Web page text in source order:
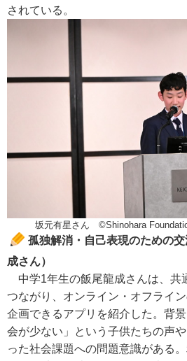
されている。
坂元有星さん ©Shinohara
孤独解消・自己表現のための
成さん）
中学1年生の飯尾龍成さんは、共
つながり、オンライン・オフライ
企画できるアプリを紹介した。背
会が少ない」という子供たちの声
った社会課題への問題意識がある